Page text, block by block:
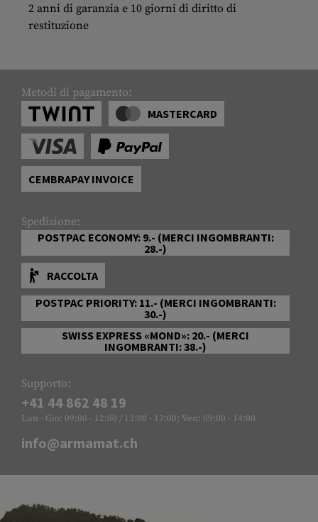
2 anni di garanzia e 10 giorni di diritto di
restituzione
Metodi di pagamento:
MASTERCARD
CEMBRAPAY INVOICE
Spedizione:
POSTPAC ECONOMY: 9.- (MERCI INGOMBRANTI:
28.-)
RACCOLTA
POSTPAC PRIORITY: 11.- (MERCI INGOMBRANTI:
30.-)
SWISS EXPRESS «MOND»: 20.- (MERCI
INGOMBRANTI: 38.-)
Supporto:
+41 44 862 48 19
Lun - Gio: 09:00 - 12:00 / 13:00 - 17:00; Ven: 09:00 - 14:00
info@armamat.ch